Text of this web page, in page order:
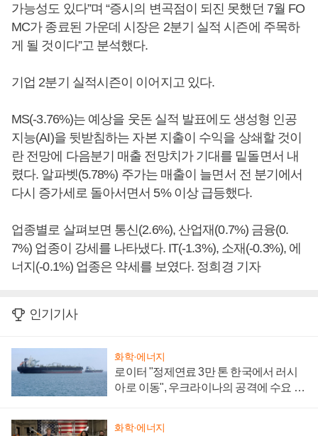
가능성도 있다”며 “증시의 변곡점이 되진 못했던 7월 FO
MC가 종료된 가운데 시장은 2분기 실적 시즌에 주목하
게 될 것이다”고 분석했다.
기업 2분기 실적시즌이 이어지고 있다.
MS(-3.76%)는 예상을 웃돈 실적 발표에도 생성형 인공
지능(AI)을 뒷받침하는 자본 지출이 수익을 상쇄할 것이
란 전망에 다음분기 매출 전망치가 기대를 밑돌면서 내
렸다. 알파벳(5.78%) 주가는 매출이 늘면서 전 분기에서
다시 증가세로 돌아서면서 5% 이상 급등했다.
업종별로 살펴보면 통신(2.6%), 산업재(0.7%) 금융(0.
7%) 업종이 강세를 나타냈다. IT(-1.3%), 소재(-0.3%), 에
너지(-0.1%) 업종은 약세를 보였다. 정희경 기자
인기기사
화학·에너지
로이터 "정제연료 3만 톤 한국에서 러시
아로 이동", 우크라이나의 공격에 수요 늘
화학·에너지